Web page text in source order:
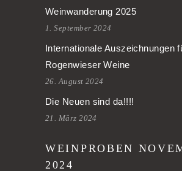
Weinwanderung 2025
1. September 2024
Internationale Auszeichnungen
Rogenwieser Weine
26. August 2024
Die Neuen sind da!!!!
21. März 2024
WEINPROBEN
2024